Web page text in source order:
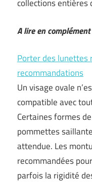
collections entières
A lire en complément
Porter des lunettes
recommandations
Un visage ovale
compatible avec
Certaines formes
pommettes
attendue. Les
recommandées
parfois la rigidité